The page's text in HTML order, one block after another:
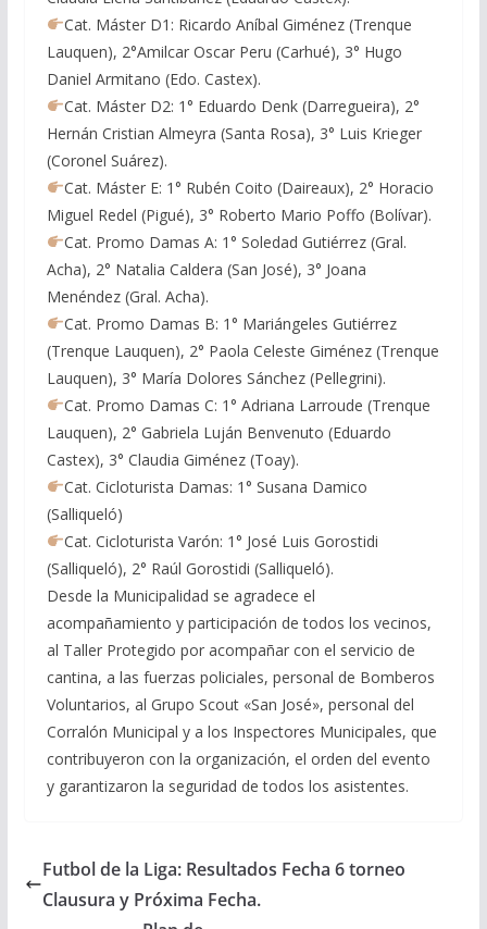
Cat. Máster D1: Ricardo Aníbal Giménez (Trenque
Lauquen), 2°Amilcar Oscar Peru (Carhué), 3° Hugo
Daniel Armitano (Edo. Castex).
Cat. Máster D2: 1° Eduardo Denk (Darregueira), 2°
Hernán Cristian Almeyra (Santa Rosa), 3° Luis Krieger
(Coronel Suárez).
Cat. Máster E: 1° Rubén Coito (Daireaux), 2° Horacio
Miguel Redel (Pigué), 3° Roberto Mario Poffo (Bolívar).
Cat. Promo Damas A: 1° Soledad Gutiérrez (Gral.
Acha), 2° Natalia Caldera (San José), 3° Joana
Menéndez (Gral. Acha).
Cat. Promo Damas B: 1° Mariángeles Gutiérrez
(Trenque Lauquen), 2° Paola Celeste Giménez (Trenque
Lauquen), 3° María Dolores Sánchez (Pellegrini).
Cat. Promo Damas C: 1° Adriana Larroude (Trenque
Lauquen), 2° Gabriela Luján Benvenuto (Eduardo
Castex), 3° Claudia Giménez (Toay).
Cat. Cicloturista Damas: 1° Susana Damico
(Salliqueló)
Cat. Cicloturista Varón: 1° José Luis Gorostidi
(Salliqueló), 2° Raúl Gorostidi (Salliqueló).
Desde la Municipalidad se agradece el
acompañamiento y participación de todos los vecinos,
al Taller Protegido por acompañar con el servicio de
cantina, a las fuerzas policiales, personal de Bomberos
Voluntarios, al Grupo Scout «San José», personal del
Corralón Municipal y a los Inspectores Municipales, que
contribuyeron con la organización, el orden del evento
y garantizaron la seguridad de todos los asistentes.
Futbol de la Liga: Resultados Fecha 6 torneo
Clausura y Próxima Fecha.